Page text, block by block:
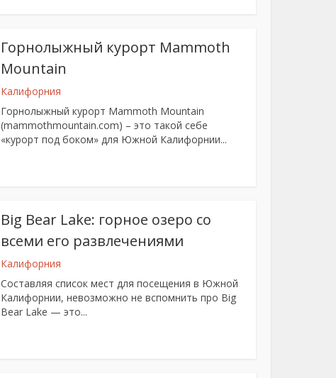
Горнолыжный курорт Mammoth
Mountain
Калифорния
Горнолыжный курорт Mammoth Mountain
(mammothmountain.com) – это такой себе
«курорт под боком» для Южной Калифорнии...
Big Bear Lake: горное озеро со
всеми его развлечениями
Калифорния
Составляя список мест для посещения в Южной
Калифорнии, невозможно не вспомнить про Big
Bear Lake — это...